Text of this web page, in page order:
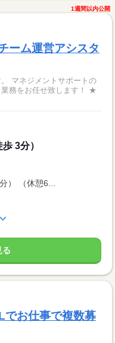
1週間以内公開
ム運営アシスタ
マネジメントサポートの
務をお任せ致します！ ★
3分）
） （休憩6...
る
でお仕事で複数募